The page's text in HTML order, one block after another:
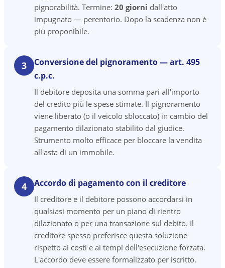
pignorabilità. Termine: 20 giorni dall'atto
impugnato — perentorio. Dopo la scadenza non è
più proponibile.
3
Conversione del pignoramento — art. 495
c.p.c.
Il debitore deposita una somma pari all'importo
del credito più le spese stimate. Il pignoramento
viene liberato (o il veicolo sbloccato) in cambio del
pagamento dilazionato stabilito dal giudice.
Strumento molto efficace per bloccare la vendita
all'asta di un immobile.
4 Accordo di pagamento con il creditore
Il creditore e il debitore possono accordarsi in
qualsiasi momento per un piano di rientro
dilazionato o per una transazione sul debito. Il
creditore spesso preferisce questa soluzione
rispetto ai costi e ai tempi dell'esecuzione forzata.
L'accordo deve essere formalizzato per iscritto.